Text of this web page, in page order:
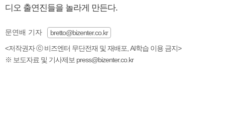
디오 출연진들을 놀라게 만든다.
문연배 기자
bretto@bizenter.co.kr
<저작권자 ⓒ 비즈엔터 무단전재 및 재배포, AI학습 이용 금지>
※ 보도자료 및 기사제보 press@bizenter.co.kr